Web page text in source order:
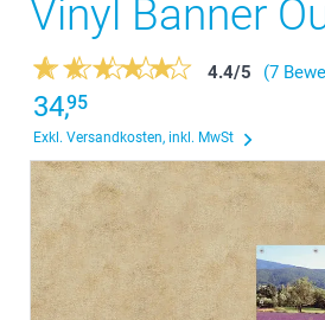
Vinyl Banner
4.4/5 (7
34,95
Exkl. Versandkosten, inkl. MwSt